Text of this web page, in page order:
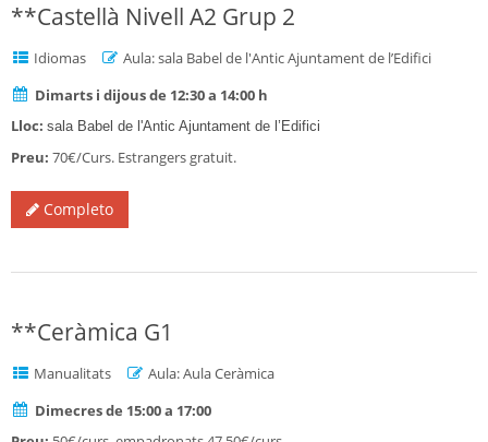
**Castellà Nivell A2 Grup 2
Idiomas
Aula: sala Babel de l'Antic Ajuntament de l’Edifici
Dimarts i dijous de 12:30 a 14:00 h
Lloc: sala Babel de l'Antic Ajuntament de l’Edifici
Preu: 70€/Curs. Estrangers gratuit.
Completo
**Ceràmica G1
Manualitats
Aula: Aula Ceràmica
Dimecres de 15:00 a 17:00